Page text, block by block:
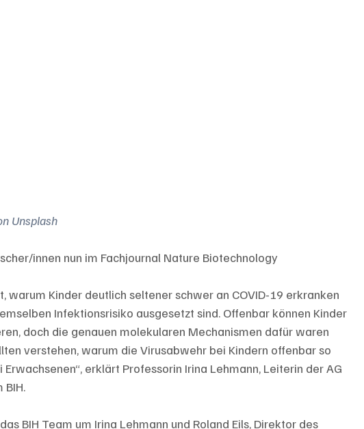
Unsplash
innen nun im Fachjournal Nature Biotechnology
warum Kinder deutlich seltener schwer an COVID-19 erkranken
Infektionsrisiko ausgesetzt sind. Offenbar können Kinder
doch die genauen molekularen Mechanismen dafür waren
verstehen, warum die Virusabwehr bei Kindern offenbar so
erklärt Professorin Irina Lehmann, Leiterin der AG
BIH Team um Irina Lehmann und Roland Eils, Direktor des